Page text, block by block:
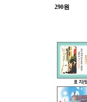
290원